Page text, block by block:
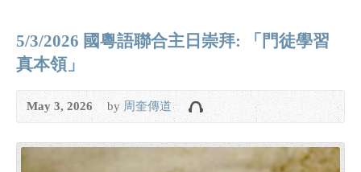
5/3/2026 國粵語聯合主日崇拜: 「門徒學習
真本領」
May 3, 2026 by 周奎傳道